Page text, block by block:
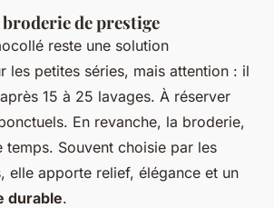
broderie de prestige
reste une solution
les petites séries, mais attention : il
15 à 25 lavages. À réserver
En revanche, la broderie,
temps. Souvent choisie par les
elle apporte relief, élégance et un
durable.